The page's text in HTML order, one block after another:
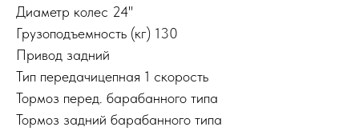
Диаметр колес 24"
Грузоподъемность (кг) 130
Привод задний
Тип передачицепная 1 скорость
Тормоз перед. барабанного типа
Тормоз задний барабанного типа